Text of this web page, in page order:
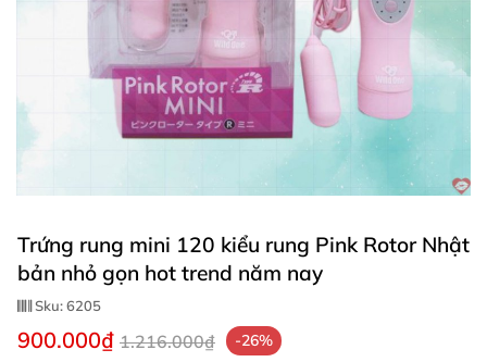
Trứng rung mini 120 kiểu rung Pink Rotor Nhật
bản nhỏ gọn hot trend năm nay
Sku:6205
900.000₫ 1.216.000₫ -26%